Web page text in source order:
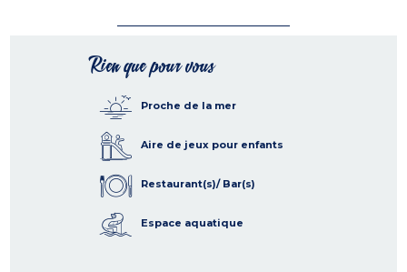
Rien que pour vous
Proche de la mer
Aire de jeux pour enfants
Restaurant(s)/ Bar(s)
Espace aquatique